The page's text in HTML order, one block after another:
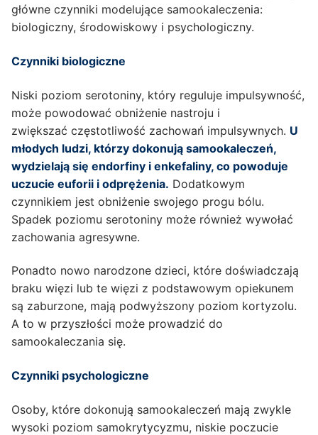
główne czynniki modelujące samookaleczenia:
biologiczny, środowiskowy i psychologiczny.
Czynniki biologiczne
Niski poziom serotoniny, który reguluje impulsywność,
może powodować obniżenie nastroju i
zwiększać częstotliwość zachowań impulsywnych. U
młodych ludzi, którzy dokonują samookaleczeń,
wydzielają się endorfiny i enkefaliny, co powoduje
uczucie euforii i odprężenia. Dodatkowym
czynnikiem jest obniżenie swojego progu bólu.
Spadek poziomu serotoniny może również wywołać
zachowania agresywne.
Ponadto nowo narodzone dzieci, które doświadczają
braku więzi lub te więzi z podstawowym opiekunem
są zaburzone, mają podwyższony poziom kortyzolu.
A to w przyszłości może prowadzić do
samookaleczania się.
Czynniki psychologiczne
Osoby, które dokonują samookaleczeń mają zwykle
wysoki poziom samokrytycyzmu, niskie poczucie